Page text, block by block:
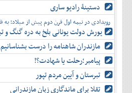
دستینۀ رادیو ساری
رویدادی در نیمه اول قرن دوم پیش از میلاد؛ به
یورش دولت یونانی بلخ به دره گنگ و
مازندران شاهنامه را درست بشناسانیم
پیامبر؛رحلت یا شهادت؟!
تبرستان و آیین مردم تپور
تقلا برای ماندگاری زبان مازندرانی